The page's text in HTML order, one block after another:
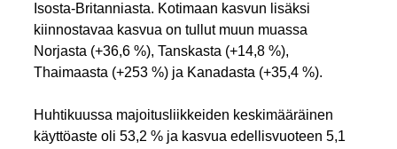
Isosta-Britanniasta. Kotimaan kasvun lisäksi
kiinnostavaa kasvua on tullut muun muassa
Norjasta (+36,6 %), Tanskasta (+14,8 %),
Thaimaasta (+253 %) ja Kanadasta (+35,4 %).
Huhtikuussa majoitusliikkeiden keskimääräinen
käyttöaste oli 53,2 % ja kasvua edellisvuoteen 5,1